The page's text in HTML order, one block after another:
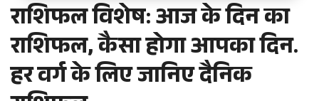
राशिफल विशेष: आज के दिन का
राशिफल, कैसा होगा आपका दिन.
हर वर्ग के लिए जानिए दैनिक